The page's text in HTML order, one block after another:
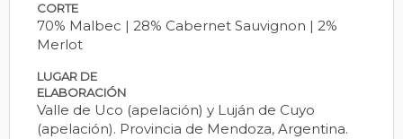
CORTE
70% Malbec | 28% Cabernet Sauvignon | 2%
Merlot
LUGAR DE
ELABORACIÓN
Valle de Uco (apelación) y Luján de Cuyo
(apelación). Provincia de Mendoza, Argentina.